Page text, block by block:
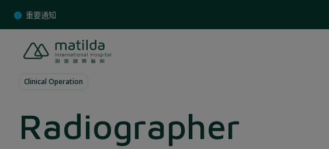
重要通知
Clinical Operation
Radiographer